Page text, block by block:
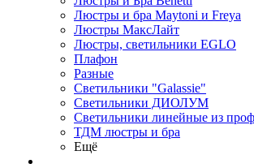
Люстры и бра Maytoni и Freya
Люстры МаксЛайт
Люстры, светильники EGLO
Плафон
Разные
Светильники "Galassie"
Светильники ДИОЛУМ
Светильники линейные из
ТДМ люстры и бра
Ещё